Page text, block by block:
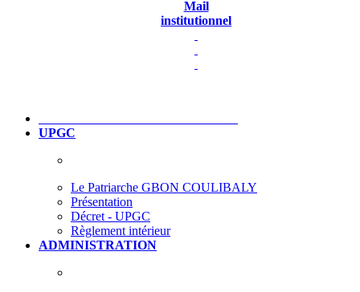
Mail
institutionnel
UPGC
Le Patriarche GBON COULIBALY
Présentation
Décret - UPGC
Règlement intérieur
ADMINISTRATION